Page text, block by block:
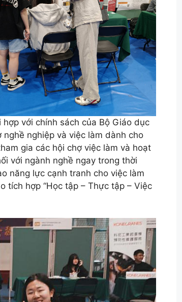
với chính sách của Bộ Giáo dục
nghiệp và việc làm dành cho
gia các hội chợ việc làm và hoạt
với ngành nghề ngay trong thời
năng lực cạnh tranh cho việc làm
tích hợp “Học tập – Thực tập – Việc